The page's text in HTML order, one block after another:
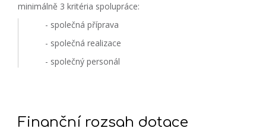
minimálně 3 kritéria spolupráce:
- společná příprava
- společná realizace
- společný personál
Finanční rozsah dotace